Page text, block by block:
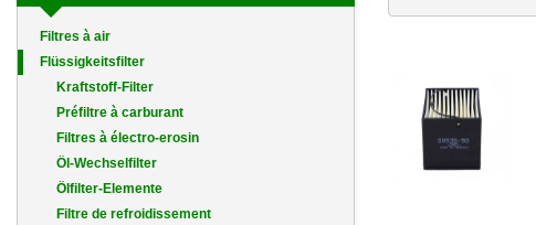
Filtres à air
Flüssigkeitsfilter
Kraftstoff-Filter
Préfiltre à carburant
Filtres à électro-erosin
Öl-Wechselfilter
Ölfilter-Elemente
Filtre de refroidissement